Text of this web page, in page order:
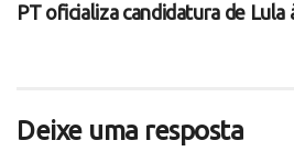
PT oficializa candidatura de Lula
Deixe uma resposta